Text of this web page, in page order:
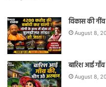
विकास की नींव
August 8,
बारिश आई
August 8,